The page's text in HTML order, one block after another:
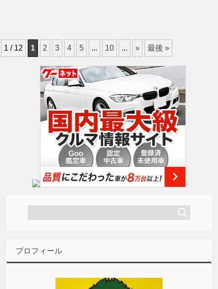
1 / 12 1 2 3 4 5 ... 10 ... » 最後 »
プロフィール